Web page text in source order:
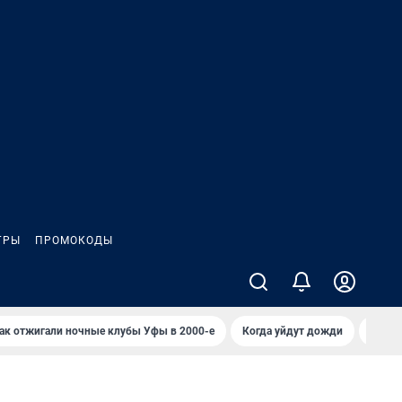
ПРОМОКОДЫ
отжигали ночные клубы Уфы в 2000-е Когда уйдут дожди